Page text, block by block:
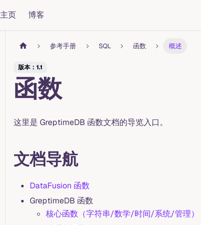
主页 博客
参考手册 SQL 函数 概述
版本：1.1
函数
这里是 GreptimeDB 函数文档的导览入口。
文档导航
DataFusion 函数
GreptimeDB 函数
核心函数（字符串/数学/时间/系统/管理）